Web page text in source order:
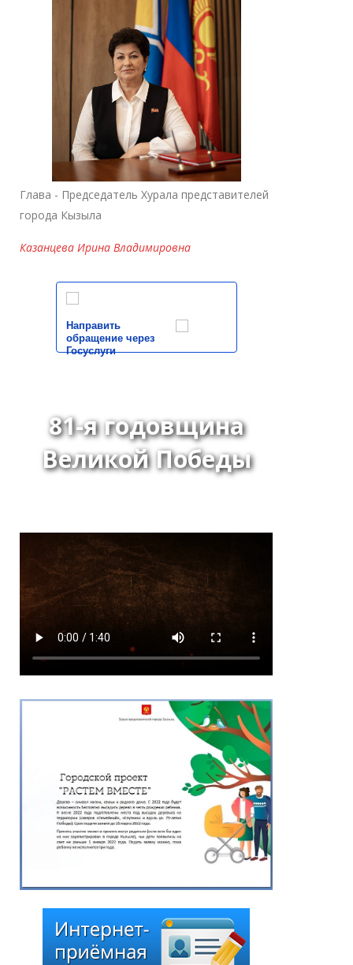
Глава - Председатель Хурала представителей
города Кызыла
Казанцева Ирина Владимировна
Направить
обращение через
Госуслуги
81-я годовщина
Великой Победы